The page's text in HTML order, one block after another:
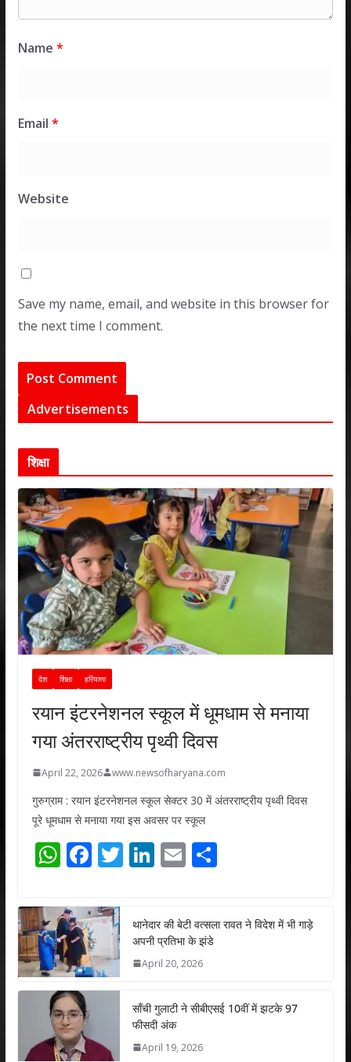
Name *
Email *
Website
Save my name, email, and website in this browser for
the next time I comment.
Advertisements
शिक्षा
देश शिक्षा हरियाणा
रयान इंटरनेशनल स्कूल में धूमधाम से मनाया
गया अंतरराष्ट्रीय पृथ्वी दिवस
April 22, 2026 www.newsofharyana.com
गुरुग्राम : रयान इंटरनेशनल स्कूल सेक्टर 30 में अंतरराष्ट्रीय पृथ्वी दिवस
पूरे धूमधाम से मनाया गया इस अवसर पर स्कूल
W
at
s
A
p
p
F
e
b
o
o
T
er
Li
e
dI
E
l
S
e
थानेदार की बेटी वत्सला रावत ने विदेश में भी गाड़े
अपनी प्रतिभा के झंडे
April 20, 2026
साँची गुलाटी ने सीबीएसई 10वीं में झटके 97
फीसदी अंक
April 19, 2026